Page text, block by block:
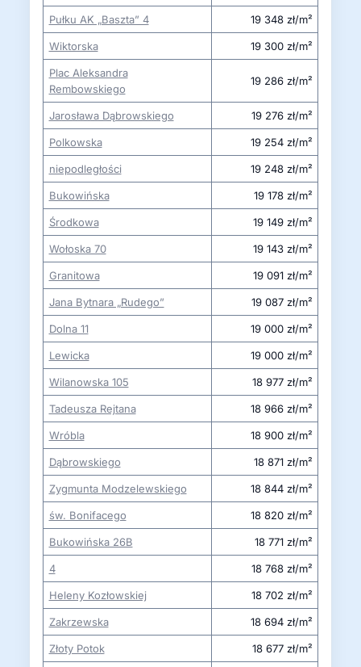
Pułku AK „Baszta” 4 19 348 zł/m²
Wiktorska 19 300 zł/m²
Plac Aleksandra
Rembowskiego
19 286 zł/m²
Jarosława Dąbrowskiego 19 276 zł/m²
Polkowska 19 254 zł/m²
niepodległości 19 248 zł/m²
Bukowińska 19 178 zł/m²
Środkowa 19 149 zł/m²
Wołoska 70 19 143 zł/m²
Granitowa 19 091 zł/m²
Jana Bytnara „Rudego” 19 087 zł/m²
Dolna 11 19 000 zł/m²
Lewicka 19 000 zł/m²
Wilanowska 105 18 977 zł/m²
Tadeusza Rejtana 18 966 zł/m²
Wróbla 18 900 zł/m²
Dąbrowskiego 18 871 zł/m²
Zygmunta Modzelewskiego 18 844 zł/m²
św. Bonifacego 18 820 zł/m²
Bukowińska 26B 18 771 zł/m²
4 18 768 zł/m²
Heleny Kozłowskiej 18 702 zł/m²
Zakrzewska 18 694 zł/m²
Złoty Potok 18 677 zł/m²